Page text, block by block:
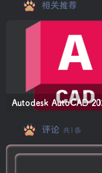
相关推荐
评论 共1条